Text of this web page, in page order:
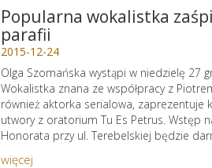
Popularna wokalistka
parafii
2015-12-24
Olga Szomańska wystąpi w niedzielę 27
Wokalistka znana ze współpracy z
również aktorka serialowa, zaprezentuje
utwory z oratorium Tu Es Petrus. Wstęp
Honorata przy ul. Terebelskiej będzie
więcej